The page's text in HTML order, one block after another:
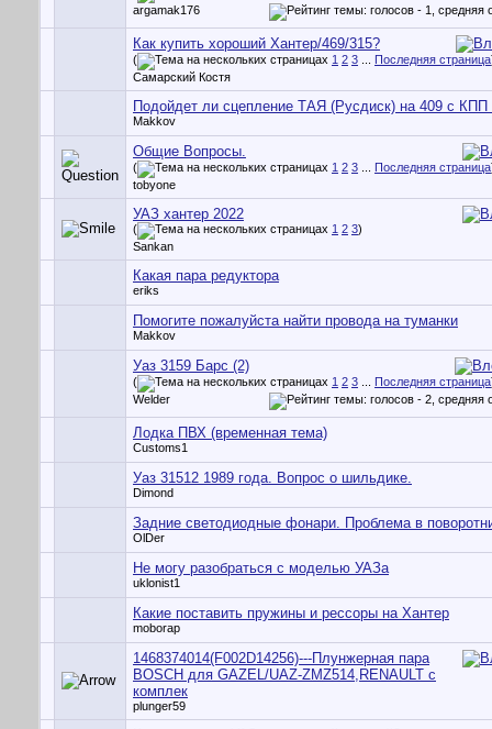
argamak176
Как купить хороший Хантер/469/315?
( 1 2 3 Последняя страница
Самарский Костя
Подойдет ли сцепление ТАЯ (Русдиск) на 409 с
Makkov
Общие Вопросы.
( 1 2 3 Последняя страница
tobyone
УАЗ хантер 2022
( 1 2 3)
Sankan
Какая пара редуктора
eriks
Помогите пожалуйста найти провода на туманки
Makkov
Уаз 3159 Барс (2)
( 1 2 3 Последняя страница
Welder
Лодка ПВХ (временная тема)
Customs1
Уаз 31512 1989 года. Вопрос о шильдике.
Dimond
Задние светодиодные фонари. Проблема в
OlDer
Не могу разобраться с моделью УАЗа
uklonist1
Какие поставить пружины и рессоры на Хантер
moborap
1468374014(F002D14256)---Плунжерная пара
BOSCH для GAZEL/UAZ-ZMZ514,RENAULT с
комплек
plunger59